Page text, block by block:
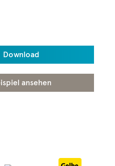
Download
ansehen